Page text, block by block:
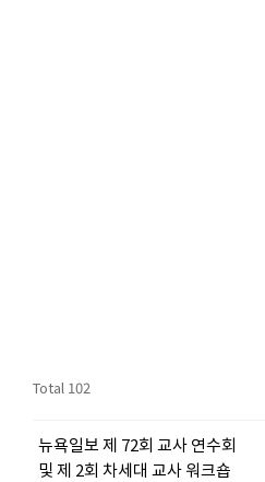
Total 102
뉴욕일보 제 72회 교사 연수회
및 제 2회 차세대 교사 워크숍